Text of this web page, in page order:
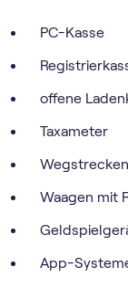
PC-Kasse
offene
Taxameter
Waagen mit
App-